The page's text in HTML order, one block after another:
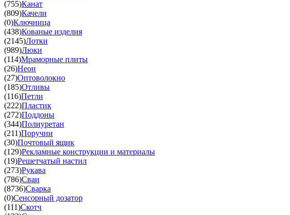
(755)Канат
(809)Качели
(0)Ключница
(438)Кованые изделия
(2145)Лотки
(989)Люки
(114)Мраморные плиты
(26)Неон
(27)Оптоволокно
(185)Отливы
(116)Петли
(222)Пластик
(272)Поддоны
(344)Полиуретан
(211)Поручни
(30)Почтовый ящик
(129)Рекламные конструкции и материалы
(19)Решетчатый настил
(273)Рукава
(786)Сваи
(8736)Сварка
(0)Сенсорный дозатор
(111)Скотч